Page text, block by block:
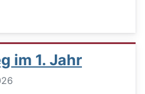
im 1. Jahr